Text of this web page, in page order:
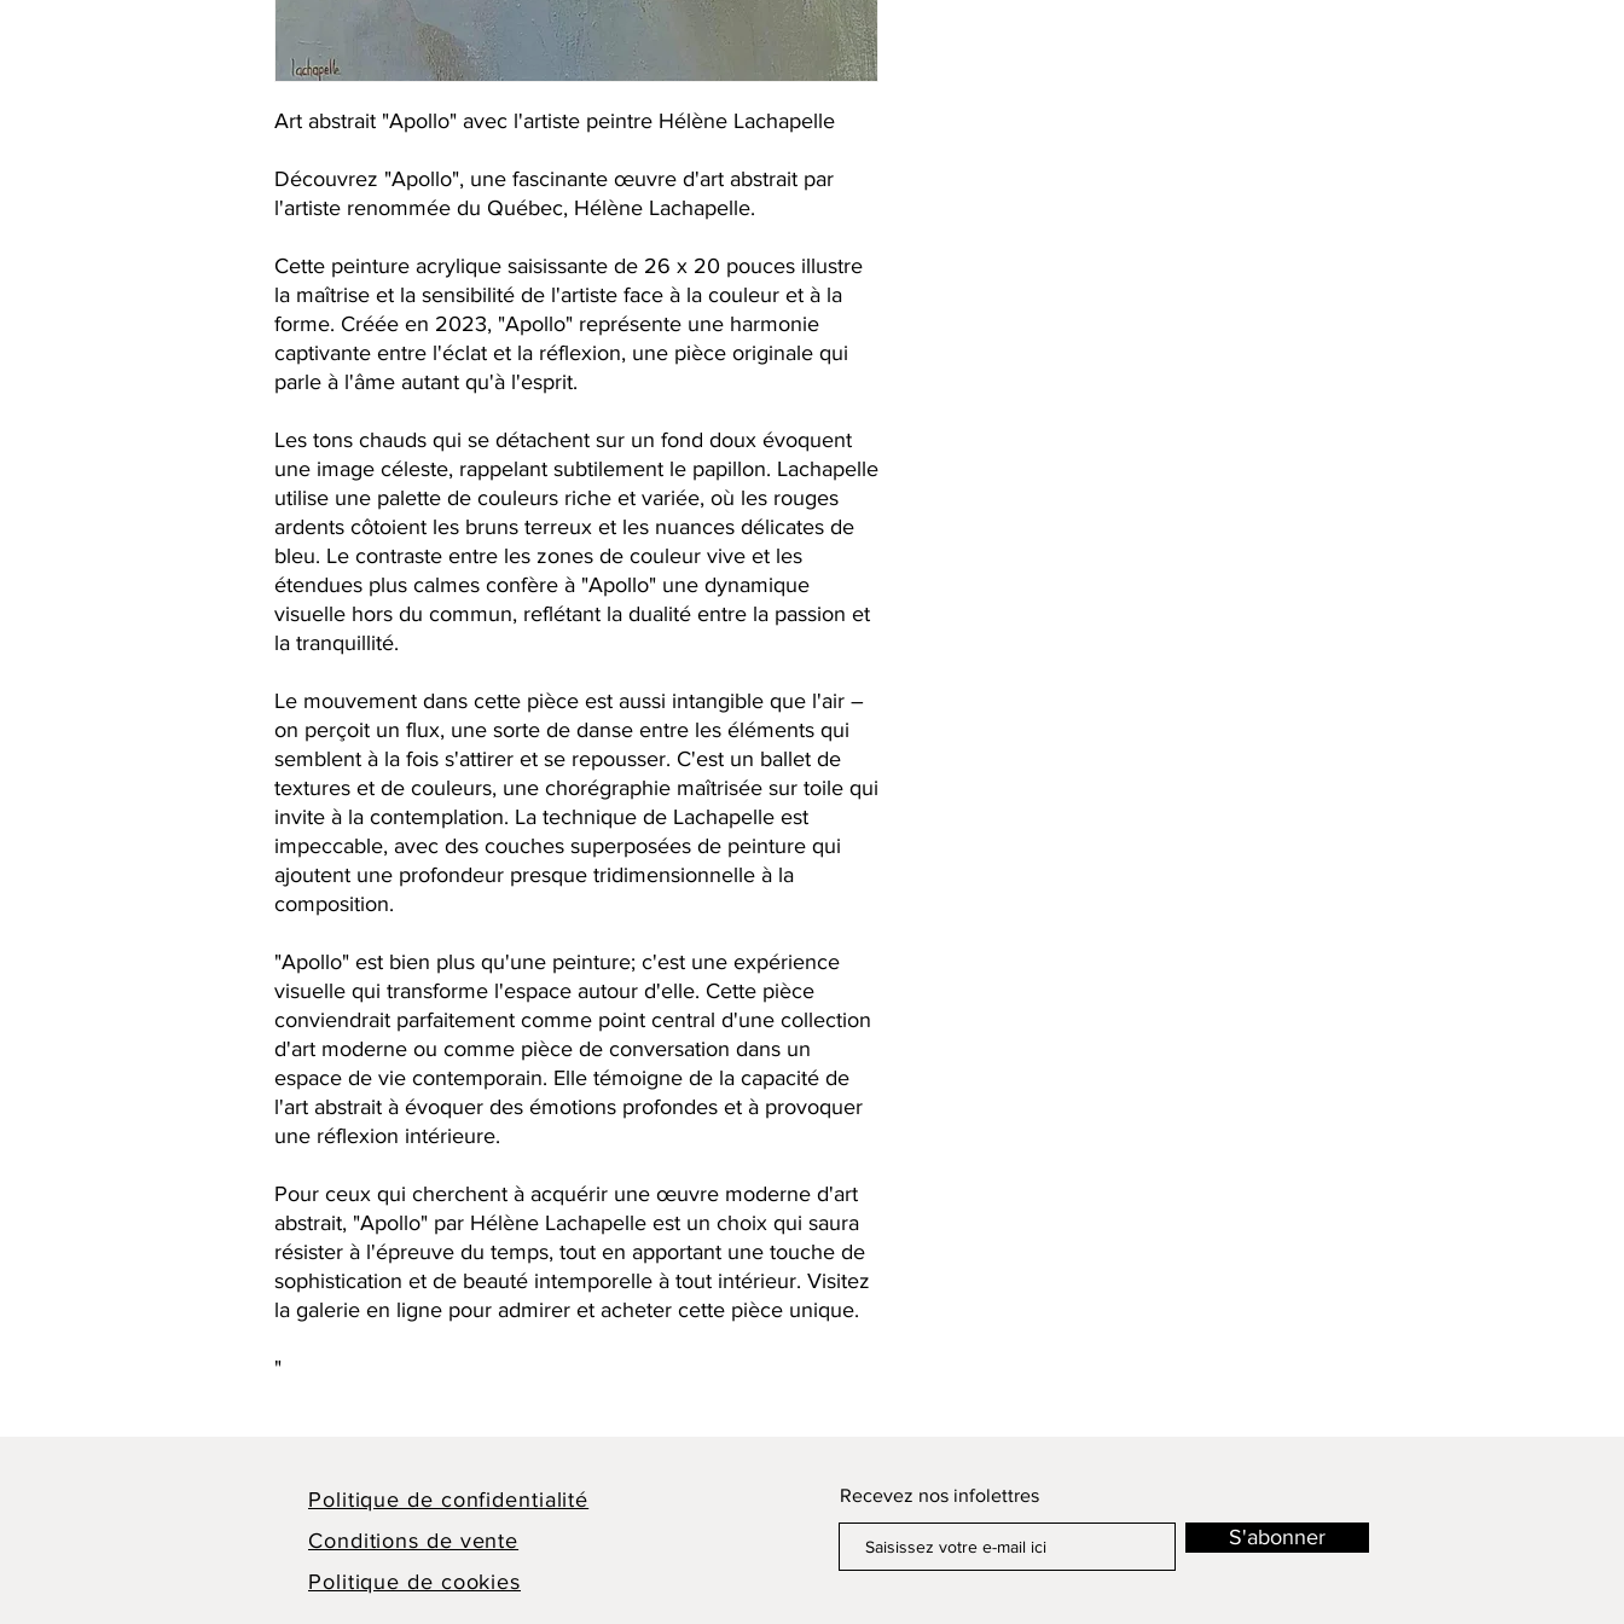
Art abstrait "Apollo" avec l'artiste peintre Hélène Lachapelle
Découvrez "Apollo", une fascinante œuvre d'art abstrait par
l'artiste renommée du Québec, Hélène Lachapelle.
Cette peinture acrylique saisissante de 26 x 20 pouces illustre
la maîtrise et la sensibilité de l'artiste face à la couleur et à la
forme. Créée en 2023, "Apollo" représente une harmonie
captivante entre l'éclat et la réflexion, une pièce originale qui
parle à l'âme autant qu'à l'esprit.
Les tons chauds qui se détachent sur un fond doux évoquent
une image céleste, rappelant subtilement le papillon. Lachapelle
utilise une palette de couleurs riche et variée, où les rouges
ardents côtoient les bruns terreux et les nuances délicates de
bleu. Le contraste entre les zones de couleur vive et les
étendues plus calmes confère à "Apollo" une dynamique
visuelle hors du commun, reflétant la dualité entre la passion et
la tranquillité.
Le mouvement dans cette pièce est aussi intangible que l'air –
on perçoit un flux, une sorte de danse entre les éléments qui
semblent à la fois s'attirer et se repousser. C'est un ballet de
textures et de couleurs, une chorégraphie maîtrisée sur toile qui
invite à la contemplation. La technique de Lachapelle est
impeccable, avec des couches superposées de peinture qui
ajoutent une profondeur presque tridimensionnelle à la
composition.
"Apollo" est bien plus qu'une peinture; c'est une expérience
visuelle qui transforme l'espace autour d'elle. Cette pièce
conviendrait parfaitement comme point central d'une collection
d'art moderne ou comme pièce de conversation dans un
espace de vie contemporain. Elle témoigne de la capacité de
l'art abstrait à évoquer des émotions profondes et à provoquer
une réflexion intérieure.
Pour ceux qui cherchent à acquérir une œuvre moderne d'art
abstrait, "Apollo" par Hélène Lachapelle est un choix qui saura
résister à l'épreuve du temps, tout en apportant une touche de
sophistication et de beauté intemporelle à tout intérieur. Visitez
la galerie en ligne pour admirer et acheter cette pièce unique.
"
Politique de confidentialité
Conditions de vente
Politique de cookies
Recevez nos infolettres
S'abonner